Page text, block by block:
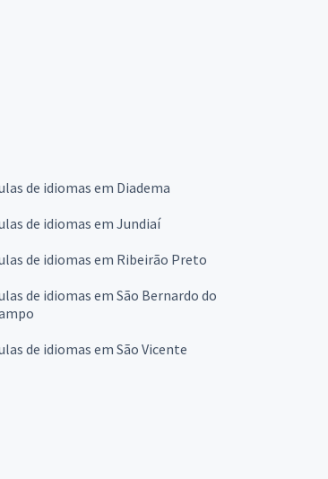
de idiomas em Diadema
de idiomas em Jundiaí
de idiomas em Ribeirão Preto
de idiomas em São Bernardo do
de idiomas em São Vicente